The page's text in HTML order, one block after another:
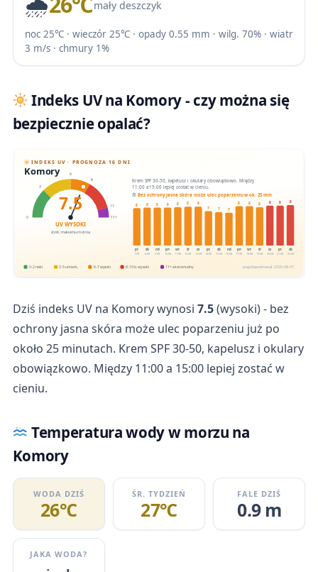
mały deszczyk
noc 25℃ · wieczór 25℃ · opady 0.55 mm · wilg. 70% · wiatr
3 m/s · chmury 1%
Indeks UV na Komory - czy można się
bezpiecznie opalać?
INDEKS UV · PROGNOZA 16 DNI
Komory
0
3
6
8
11
11+
7.5
UV WYSOKI
dziś, maksimum dnia
Krem SPF 30-50, kapelusz i okulary obowiązkowo. Między
11:00 a 15:00 lepiej zostać w cieniu.
Bez ochrony jasna skóra może ulec poparzeniu w ok. 25 min
8
pt
7.08
8
sb
8.08
8
nd
9.08
8
pn
10.08
8
wt
11.08
8
śr
12.08
8
cz
13.08
7
pt
14.08
7
sb
15.08
7
nd
16.08
8
pn
17.08
8
wt
18.08
8
śr
19.08
8
cz
20.08
8
pt
21.08
8
sb
22.08
0-2 niski 3-5 umiark. 6-7 wysoki 8-10 b. wysoki 11+ ekstremalny pogodapodroze.pl · 2026-08-07
Dziś indeks UV na Komory wynosi 7.5(wysoki) - bez
ochrony jasna skóra może ulec poparzeniu już po
około 25 minutach. Krem SPF 30-50, kapelusz i okulary
obowiązkowo. Między 11:00 a 15:00 lepiej zostać w
cieniu.
Temperatura wody w morzu na
Komory
WODA DZIŚ
26℃
ŚR. TYDZIEŃ
27℃
FALE DZIŚ
0.9 m
JAKA WODA?